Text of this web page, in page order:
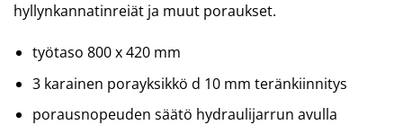
hyllynkannatinreiät ja muut poraukset.
työtaso 800 x 420 mm
3 karainen porayksikkö d 10 mm teränkiinnitys
porausnopeuden säätö hydraulijarrun avulla